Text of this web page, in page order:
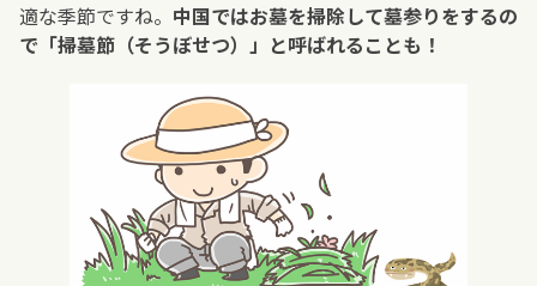
適な季節ですね。 中国ではお墓を掃除して墓参りをするの
で「掃墓節（そうぼせつ）」と呼ばれることも！